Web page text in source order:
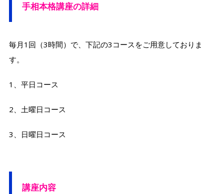
手相本格講座の詳細
毎月1回（3時間）で、下記の3コースをご用意しておりま
す。
1、平日コース
2、土曜日コース
3、日曜日コース
講座内容